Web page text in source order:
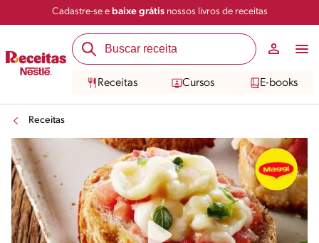
Cadastre-se e baixe grátisnossos livros de receitas
Receitas Cursos E-books
Receitas
Salvar Compartilhar